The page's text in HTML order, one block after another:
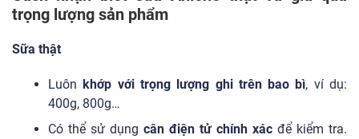
trọng lượng sản phẩm
Sữa thật
Luônkhớp với trọng lượng ghi trên bao bì, ví dụ:
400g, 800g…
Có thể sử dụng cân điện tử chính xác để kiểm tra.